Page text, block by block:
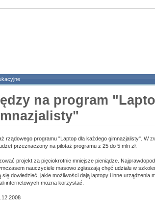
na program
rządowego programu "Laptop dla każdego gimnazjalisty". W
przeznaczony na pilotaż programu z 25 do 5 mln zł.
projekt za pięciokrotnie mniejsze pieniądze.
nauczyciele masowo zgłaszają chęć udziału w
dowiedzieć, jakie możliwości dają laptopy i inne urządzenia
internetowych można korzystać.